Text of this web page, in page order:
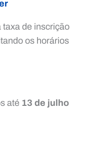
taxa de inscrição
os horários
até 13 de julho